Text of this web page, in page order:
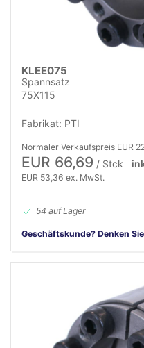
KLEE075
Spannsatz
75X115
Fabrikat: PTI
Normaler Verkaufspreis EUR
EUR 66,69 / Stck
EUR 53,36 ex. MwSt.
54 auf Lager
Geschäftskunde? Denken